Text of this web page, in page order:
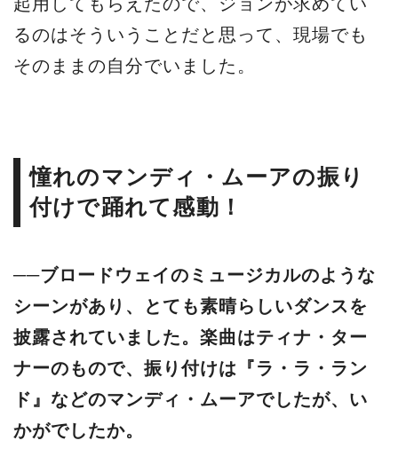
るのはそういうことだと思って、現場でも
そのままの自分でいました。
憧れのマンディ・ムーアの振り
付けで踊れて感動！
──ブロードウェイのミュージカルのような
シーンがあり、とても素晴らしいダンスを
披露されていました。楽曲はティナ・ター
ナーのもので、振り付けは『ラ・ラ・ラン
ド』などのマンディ・ムーアでしたが、い
かがでしたか。